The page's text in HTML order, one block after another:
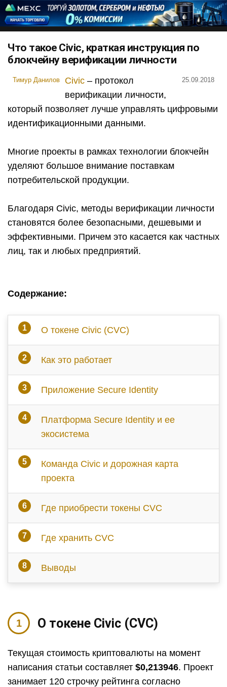
Что такое Civic, краткая инструкция по
блокчейну верификации личности
Тимур Данилов 25.09.2018
Civic – протокол
верификации личности,
который позволяет лучше управлять цифровыми
идентификационными данными.
Многие проекты в рамках технологии блокчейн
уделяют большое внимание поставкам
потребительской продукции.
Благодаря Civic, методы верификации личности
становятся более безопасными, дешевыми и
эффективными. Причем это касается как частных
лиц, так и любых предприятий.
Содержание:
О токене Civic (CVC)
Как это работает
Приложение Secure Identity
Платформа Secure Identity и ее
экосистема
Команда Civic и дорожная карта
проекта
Где приобрести токены CVC
Где хранить CVC
Выводы
О токене Civic (CVC)
Текущая стоимость криптовалюты на момент
написания статьи составляет $0,213946. Проект
занимает 120 строчку рейтинга согласно